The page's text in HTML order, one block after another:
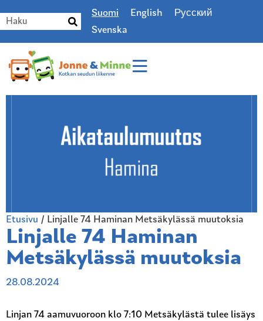
Suomi English
Русский
Svenska
Etusivu / Linjalle 74 Haminan Metsäkylässä muutoksia
Linjalle 74 Haminan
Metsäkylässä muutoksia
28.08.2024
Linjan 74 aamuvuoroon klo 7:10 Metsäkylästä tulee lisäys